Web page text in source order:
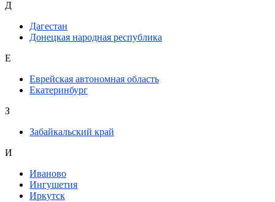
Д
Дагестан
Донецкая народная республика
Е
Еврейская автономная область
Екатеринбург
З
Забайкальский край
И
Иваново
Ингушетия
Иркутск